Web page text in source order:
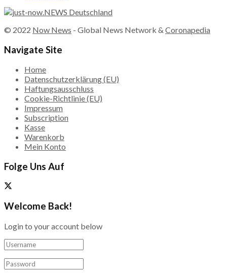
© 2022 Now News - Global News Network & Coronapedia
Navigate Site
Home
Datenschutzerklärung (EU)
Haftungsausschluss
Cookie-Richtlinie (EU)
Impressum
Subscription
Kasse
Warenkorb
Mein Konto
Folge Uns Auf
Welcome Back!
Login to your account below